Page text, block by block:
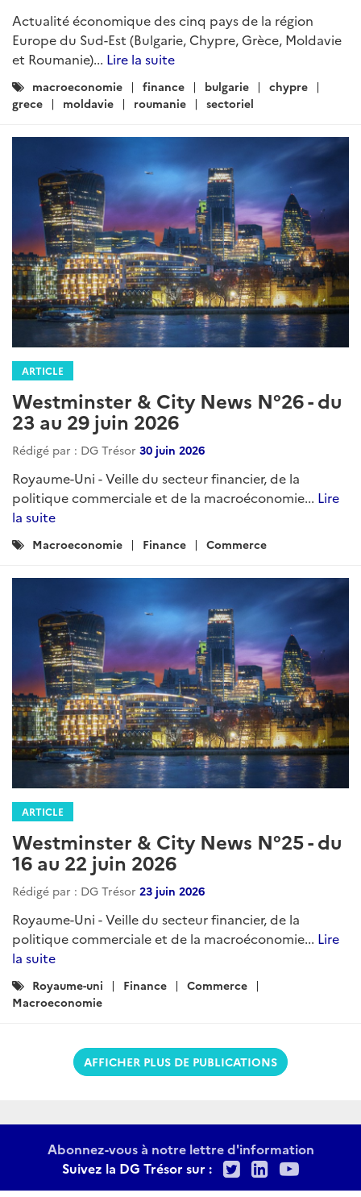
Actualité économique des cinq pays de la région
Europe du Sud-Est (Bulgarie, Chypre, Grèce, Moldavie
et Roumanie)... Lire la suite
Catégories
:
macroeconomie finance bulgarie
chypre
grece
moldavie roumanie sectoriel
ARTICLE
Westminster & City News N°26 - du
23 au 29 juin 2026
Rédigé par : DG Trésor 30 juin 2026
Royaume-Uni - Veille du secteur financier, de la
politique commerciale et de la macroéconomie... Lire
la suite
Catégories
Macroeconomie Finance Commerce
ARTICLE
Westminster & City News N°25 - du
16 au 22 juin 2026
Rédigé par : DG Trésor 23 juin 2026
Royaume-Uni - Veille du secteur financier, de la
politique commerciale et de la macroéconomie... Lire
la suite
Catégories
:
Royaume-uni Finance
Commerce
Macroeconomie
AFFICHER PLUS DE PUBLICATIONS
Abonnez-vous à notre lettre d'information
Suivez la DG Trésor sur :
TwitterLinkedIn